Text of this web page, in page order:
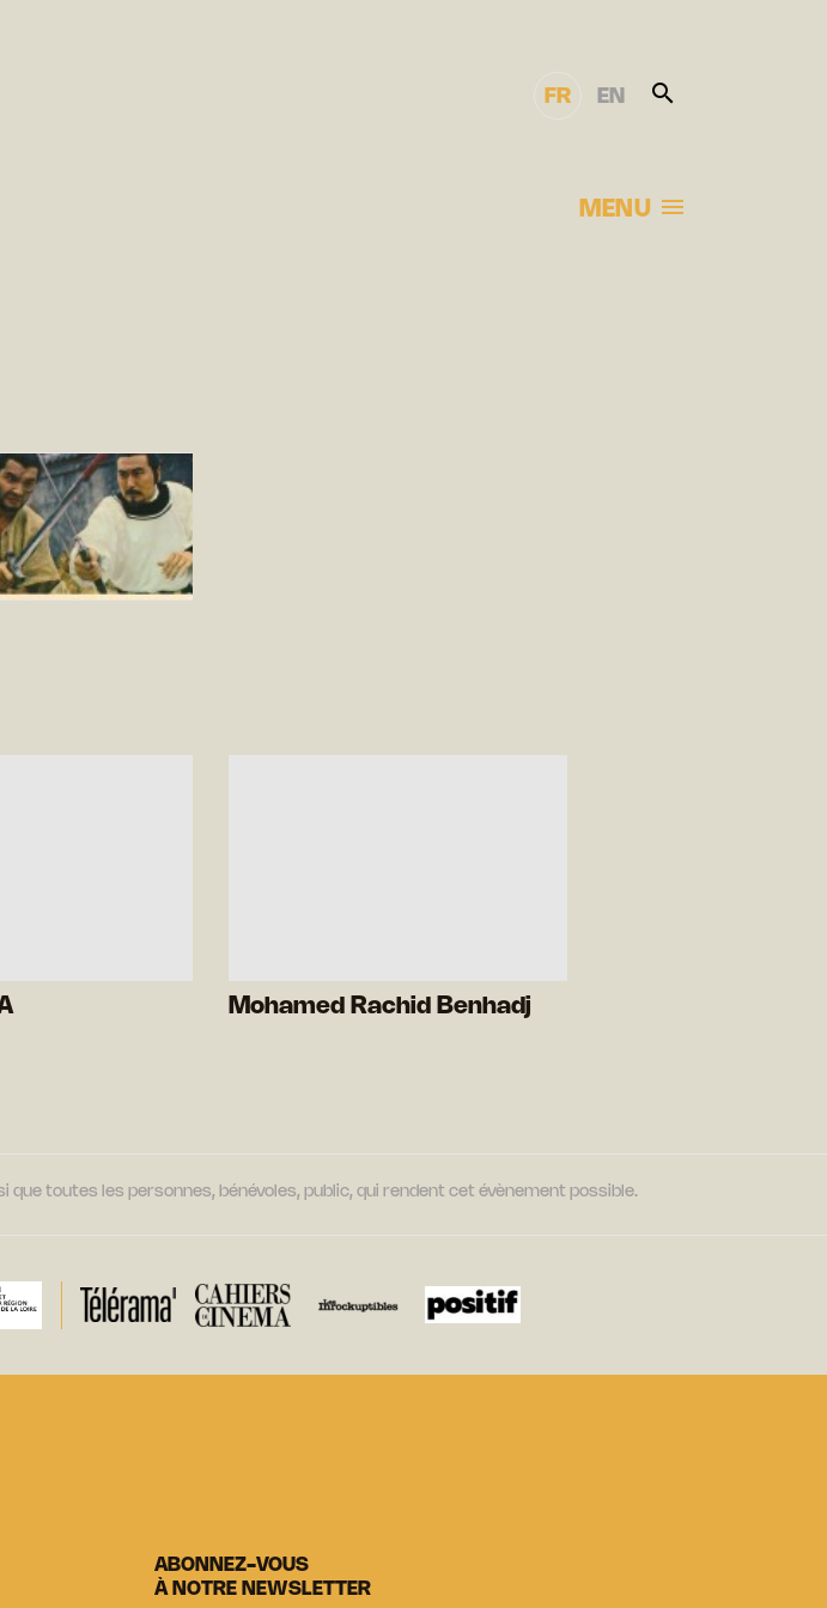
FR EN
MENU
Mohamed Rachid Benhadj
toutes les personnes, bénévoles, public, qui rendent cet évènement possible.
ABONNEZ-VOUS
À NOTRE NEWSLETTER